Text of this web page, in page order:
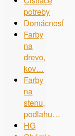
potreby
Domácnosť
Farby
na
drevo,
kov…
Farby
na
stenu,
podlahu…
HG